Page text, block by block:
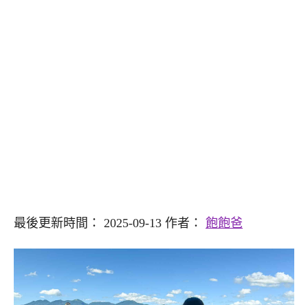
最後更新時間： 2025-09-13 作者： 飽飽爸